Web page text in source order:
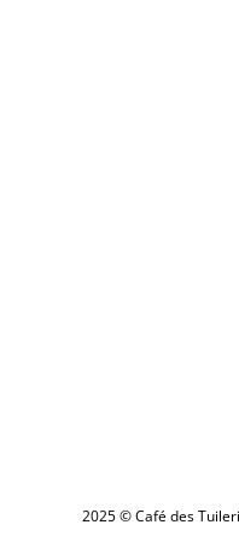
2025© Café des